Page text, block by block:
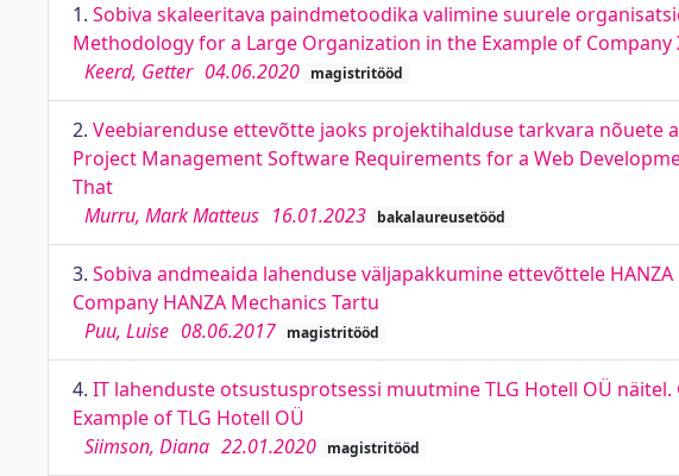
1. Sobiva skaleeritava paindmetoodika valimine suurele
Methodology for a Large Organization in the Example of Company
Keerd, Getter 04.06.2020 magistritööd
2. Veebiarenduse ettevõtte jaoks projektihalduse tarkvara nõuete
Project Management Software Requirements for a Web
That
Murru, Mark Matteus 16.01.2023 bakalaureusetööd
3. Sobiva andmeaida lahenduse väljapakkumine ettevõttele
Company HANZA Mechanics Tartu
Puu, Luise 08.06.2017 magistritööd
4. IT lahenduste otsustusprotsessi muutmine TLG Hotell OÜ
Example of TLG Hotell OÜ
Siimson, Diana 22.01.2020 magistritööd